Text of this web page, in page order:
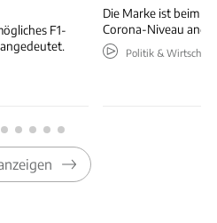
F1-
Die Marke ist beim
Corona-Niveau
Politik & Wirtschaft